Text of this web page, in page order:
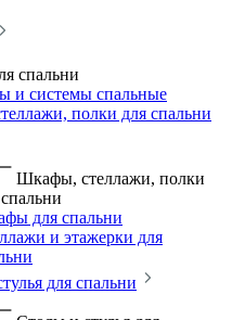
спальни
и системы спальные
полки для спальни
Шкафы, стеллажи, полки
для спальни
и этажерки для
для спальни